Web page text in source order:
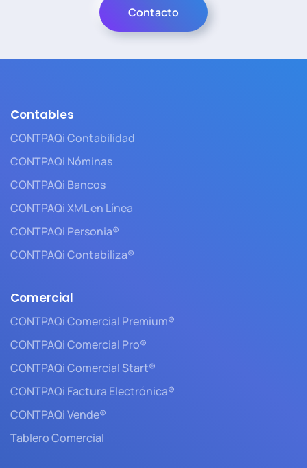
Contacto
Contables
CONTPAQi Contabilidad
CONTPAQi Nóminas
CONTPAQi Bancos
CONTPAQi XML en Línea
CONTPAQi Personia®
CONTPAQi Contabiliza®
Comercial
CONTPAQi Comercial Premium®
CONTPAQi Comercial Pro®
CONTPAQi Comercial Start®
CONTPAQi Factura Electrónica®
CONTPAQi Vende®
Tablero Comercial